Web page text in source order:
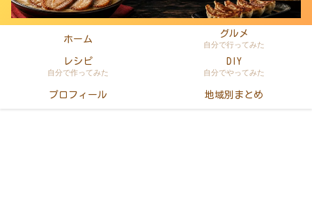
ホーム
グルメ
自分で行ってみた
レシピ
自分で作ってみた
DIY
自分でやってみた
プロフィール 地域別まとめ